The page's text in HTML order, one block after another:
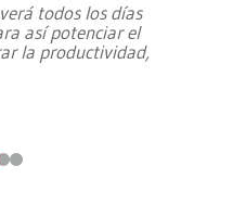
todos los días
así potenciar el
la productividad,